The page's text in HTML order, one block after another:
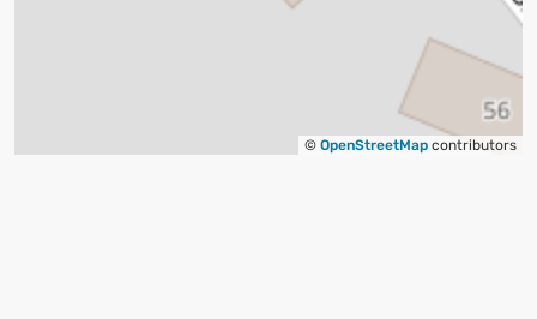
© OpenStreetMap contributors